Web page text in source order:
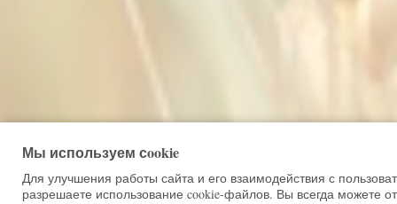
Мы используем сookie
Для улучшения работы сайта и его взаимодействия с
разрешаете использование cookie-файлов. Вы всегда можете